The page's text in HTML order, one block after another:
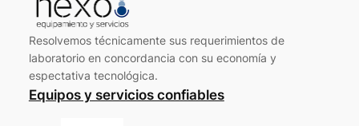
Resolvemos técnicamente sus requerimientos de
laboratorio en concordancia con su economía y
espectativa tecnológica.
Equipos y servicios confiables